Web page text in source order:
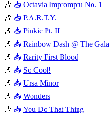
🎶 📥 Octavia Impromptu No. 1
🎶 📥 P.A.R.T.Y.
🎶 📥 Pinkie Pt. II
🎶 📥 Rainbow Dash @ The Gala
🎶 📥 Rarity First Blood
🎶 📥 So Cool!
🎶 📥 Ursa Minor
🎶 📥 Wonders
🎶 📥 You Do That Thing